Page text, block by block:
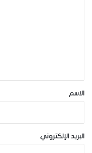
*الاسم
البريد الإلكتروني